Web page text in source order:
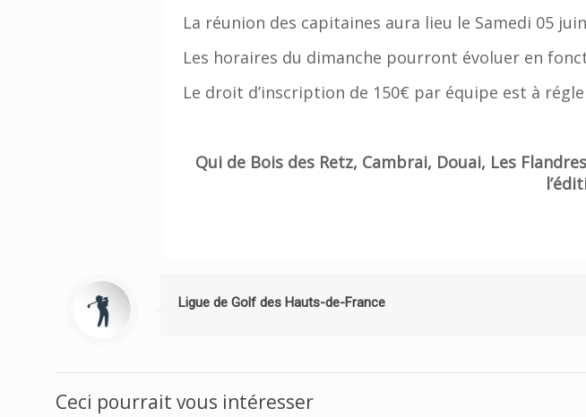
La réunion des capitaines aura lieu le Samedi 05
Les horaires du dimanche pourront évoluer en
Le droit d’inscription de 150€ par équipe est à
Qui de Bois des Retz, Cambrai, Douai, Les
Ligue de Golf des Hauts-de-France
Ceci pourrait vous intéresser